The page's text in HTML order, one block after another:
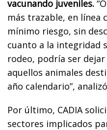
vacunando juveniles.
más trazable, en línea
mínimo riesgo, sin
cuanto a la integridad
rodeo, podría ser
aquellos animales
año calendario”,
Por último, CADIA
sectores implicados